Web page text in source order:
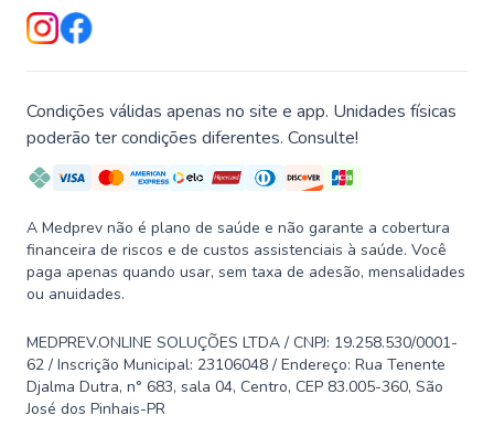
Condições válidas apenas no site e app. Unidades físicas
poderão ter condições diferentes. Consulte!
A Medprev não é plano de saúde e não garante a cobertura
financeira de riscos e de custos assistenciais à saúde. Você
paga apenas quando usar, sem taxa de adesão, mensalidades
ou anuidades.
MEDPREV.ONLINE SOLUÇÕES LTDA / CNPJ: 19.258.530/0001-
62 / Inscrição Municipal: 23106048 / Endereço: Rua Tenente
Djalma Dutra, n° 683, sala 04, Centro, CEP 83.005-360, São
José dos Pinhais-PR